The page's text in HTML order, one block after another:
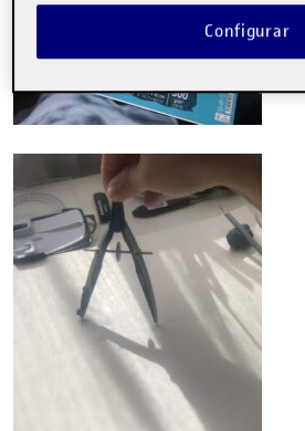
Configurar